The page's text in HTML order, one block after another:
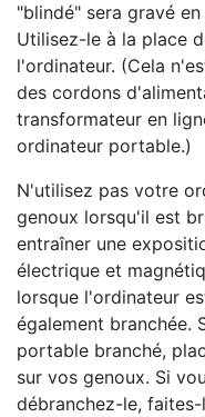
"blindé" sera gravé
Utilisez-le à la place
l'ordinateur. (Cela
des cordons
transformateur en
ordinateur portable.)
N'utilisez pas votre
genoux lorsqu'il est
entraîner une
électrique et
lorsque l'ordinateur
également branchée.
portable branché,
sur vos genoux. Si
débranchez-le,